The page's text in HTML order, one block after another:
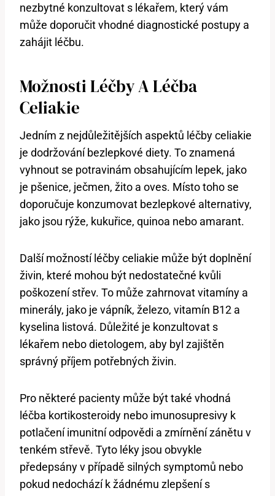
nezbytné konzultovat s lékařem, který vám
může doporučit vhodné diagnostické postupy a
zahájit léčbu.
Možnosti Léčby A Léčba
Celiakie
Jedním z nejdůležitějších aspektů léčby celiakie
je dodržování bezlepkové diety. To znamená
vyhnout se potravinám obsahujícím lepek, jako
je pšenice, ječmen, žito a oves. Místo toho se
doporučuje konzumovat bezlepkové alternativy,
jako jsou rýže, kukuřice, quinoa nebo amarant.
Další možností léčby celiakie může být doplnění
živin, které mohou být nedostatečné kvůli
poškození střev. To může zahrnovat vitamíny a
minerály, jako je vápník, železo, vitamín B12 a
kyselina listová. Důležité je konzultovat s
lékařem nebo dietologem, aby byl zajištěn
správný příjem potřebných živin.
Pro některé pacienty může být také vhodná
léčba kortikosteroidy nebo imunosupresivy k
potlačení imunitní odpovědi a zmírnění zánětu v
tenkém střevě. Tyto léky jsou obvykle
předepsány v případě silných symptomů nebo
pokud nedochází k žádnému zlepšení s